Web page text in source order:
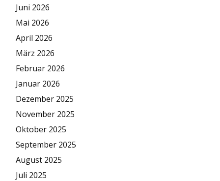
Juni 2026
Mai 2026
April 2026
März 2026
Februar 2026
Januar 2026
Dezember 2025
November 2025
Oktober 2025
September 2025
August 2025
Juli 2025